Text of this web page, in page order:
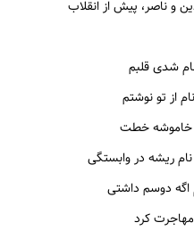
و ناصر، پیش از انقلاب
شدی قلبم
از تو نوشتم
خاموشه خطت
ریشه در وابستگی
اگه دوسم داشتی
کرد